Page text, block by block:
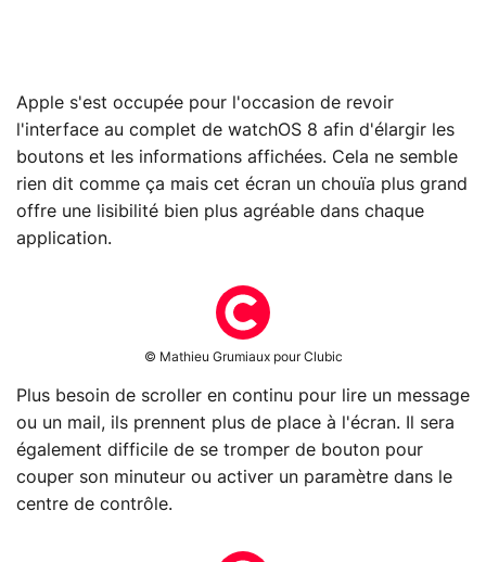
Apple s'est occupée pour l'occasion de revoir
l'interface au complet de watchOS 8 afin d'élargir les
boutons et les informations affichées. Cela ne semble
rien dit comme ça mais cet écran un chouïa plus grand
offre une lisibilité bien plus agréable dans chaque
application.
© Mathieu Grumiaux pour Clubic
Plus besoin de scroller en continu pour lire un message
ou un mail, ils prennent plus de place à l'écran. Il sera
également difficile de se tromper de bouton pour
couper son minuteur ou activer un paramètre dans le
centre de contrôle.